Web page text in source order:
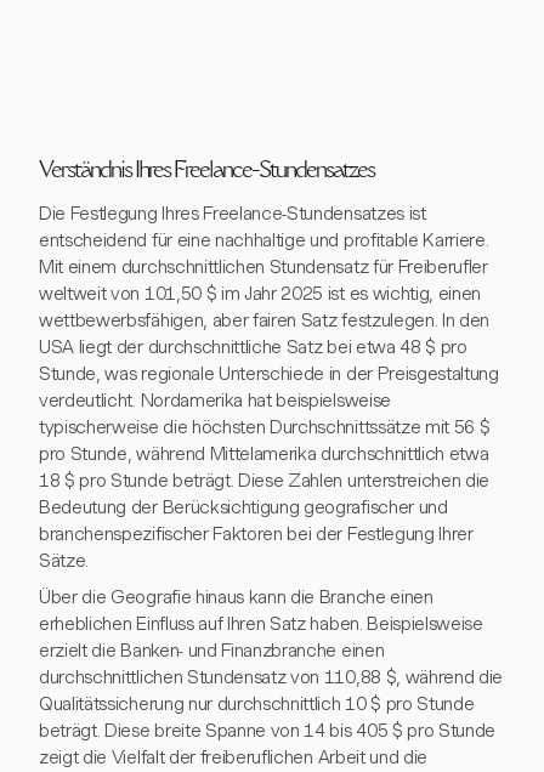
Verständnis Ihres Freelance-Stundensatzes
Die Festlegung Ihres Freelance-Stundensatzes ist
entscheidend für eine nachhaltige und profitable Karriere.
Mit einem durchschnittlichen Stundensatz für Freiberufler
weltweit von 101,50 $ im Jahr 2025 ist es wichtig, einen
wettbewerbsfähigen, aber fairen Satz festzulegen. In den
USA liegt der durchschnittliche Satz bei etwa 48 $ pro
Stunde, was regionale Unterschiede in der Preisgestaltung
verdeutlicht. Nordamerika hat beispielsweise
typischerweise die höchsten Durchschnittssätze mit 56 $
pro Stunde, während Mittelamerika durchschnittlich etwa
18 $ pro Stunde beträgt. Diese Zahlen unterstreichen die
Bedeutung der Berücksichtigung geografischer und
branchenspezifischer Faktoren bei der Festlegung Ihrer
Sätze.
Über die Geografie hinaus kann die Branche einen
erheblichen Einfluss auf Ihren Satz haben. Beispielsweise
erzielt die Banken- und Finanzbranche einen
durchschnittlichen Stundensatz von 110,88 $, während die
Qualitätssicherung nur durchschnittlich 10 $ pro Stunde
beträgt. Diese breite Spanne von 14 bis 405 $ pro Stunde
zeigt die Vielfalt der freiberuflichen Arbeit und die